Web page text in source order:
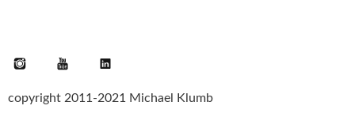
copyright 2011-2021 Michael Klumb